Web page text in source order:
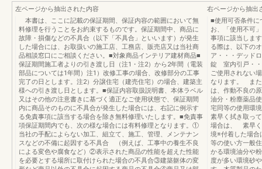
左ページから抽出された内容
本書は、ここに記載の保証期間、保証内容の範囲において無
料修理を行うことをお約束するものです。保証期間中、商品に
故障・損傷などの不具合（以下「不具合」といいます）が発生
した場合には、お取扱いの施工店、工務店、販売店又は当社商
品相談窓口にご相談ください。■対象商品インテリア建材商品■
保証期間施工者よりの引き渡し日（注1・注2）から2年間（電装
部品については1年間）注1）改修工事の場合、改修部分の工事
完了の日とします。注2）分譲住宅（建売住宅）の場合、建築主
様への引き渡し日とします。■保証内容取扱説明書、本体ラベル
又はその他の注意書きに基づく適正なご使用状態で、保証期間
内に商品そのものに不具合が発生した場合には、右記に例示す
る免責事項に該当する場合を除き無料修理いたします。■免責事
項保証期間内でも、次の様な場合には有料修理となります。①
当社の手配によらない加工、組立て、施工、管理、メンテナン
スなどの不備に起因する不具合 （例えば、工事中の養生不良
による変色や腐食など）②表示された商品の性能を超えた性能
を必要とする場所に取付けられた場合の不具合③建築躯体の変
右ページから抽出
■使用可否条件
お、「使用不可
事項に該当しま
る際は、以下の
ア・・・デッド
錠 室内引戸・
ご使用されない
なります。 また
は、作動不良の
油分・粉塵薬品
宅同等の使用環
素早く拭き取っ
場合は、 素早く
境※付着した場
等の使い方一般
かる環境油分や
度が多い環境砂